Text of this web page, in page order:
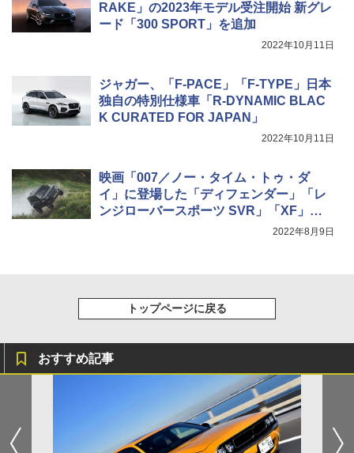
RAKE」の2023年モデル受注開始 新グレ
ード「300 SPORT」を追加
2022年10月11日
ジャガー、「F-PACE」「F-TYPE」日本
独自の特別仕様車「R-DYNAMIC BLAC
K CURATED FOR JAPAN」
2022年10月11日
映画「007／ノー・タイム・トゥ・ダ
イ」に登場した「ディフェンダー」「レ
ンジローバースポーツ SVR」「XF」、
クリスティーズのチャリティオークショ
2022年8月9日
トップページに戻る
おすすめ記事